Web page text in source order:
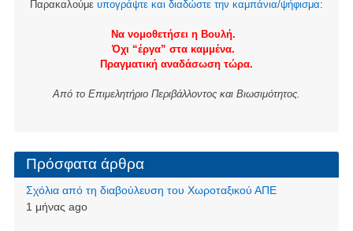
Παρακαλούμε υπογράψτε και διαδώστε την καμπάνια/ψήφισμα:
Να νομοθετήσει η Βουλή.
Όχι “έργα” στα καμμένα.
Πραγματική αναδάσωση τώρα.
Από το Επιμελητήριο Περιβάλλοντος και Βιωσιμότητος.
Πρόσφατα άρθρα
Σχόλια από τη διαβούλευση του Χωροταξικού ΑΠΕ
1 μήνας ago